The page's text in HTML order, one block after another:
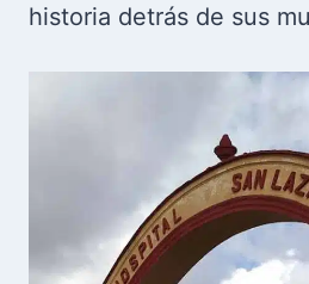
historia detrás de sus